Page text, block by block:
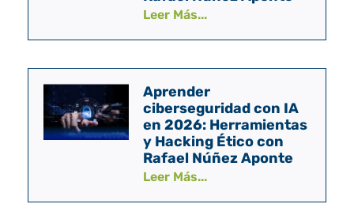
Leer Más...
Aprender
ciberseguridad con IA
en 2026: Herramientas
y Hacking Ético con
Rafael Núñez Aponte
Leer Más...